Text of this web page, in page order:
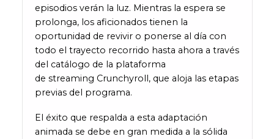
episodios verán la luz. Mientras la espera se
prolonga, los aficionados tienen la
oportunidad de revivir o ponerse al día con
todo el trayecto recorrido hasta ahora a través
del catálogo de la plataforma
de streaming Crunchyroll, que aloja las etapas
previas del programa.
El éxito que respalda a esta adaptación
animada se debe en gran medida a la sólida